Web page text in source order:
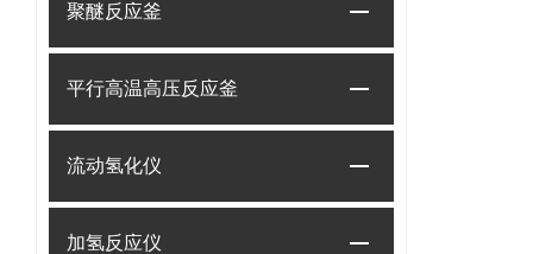
聚醚反应釜
平行高温高压反应釜
流动氢化仪
加氢反应仪